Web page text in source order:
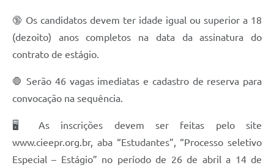
Imprensa
Telefones Postos de Saúde
Plantão das Funerárias
Recebimento de Recursos
Serviço de Informação ao Cidadão
🔞 Os candidatos devem ter idade igual ou superior a 18
(dezoito) anos completos na data da assinatura do
contrato de estágio.
🛑 Serão 46 vagas imediatas e cadastro de reserva para
convocação na sequência.
🖥️ As inscrições devem ser feitas pelo site
www.cieepr.org.br, aba “Estudantes”, “Processo seletivo
Especial – Estágio” no período de 26 de abril a 14 de